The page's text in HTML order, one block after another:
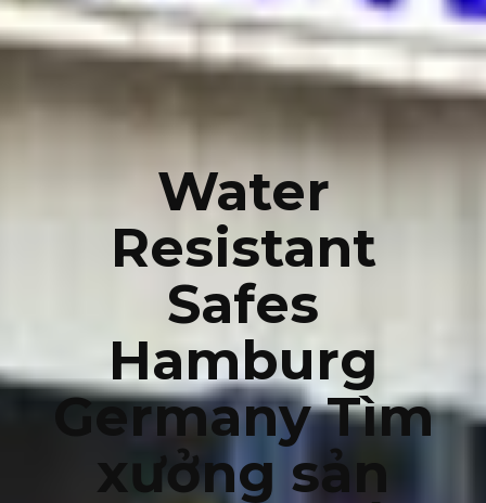
Water
Resistant
Safes
Hamburg
Germany Tìm
xưởng sản